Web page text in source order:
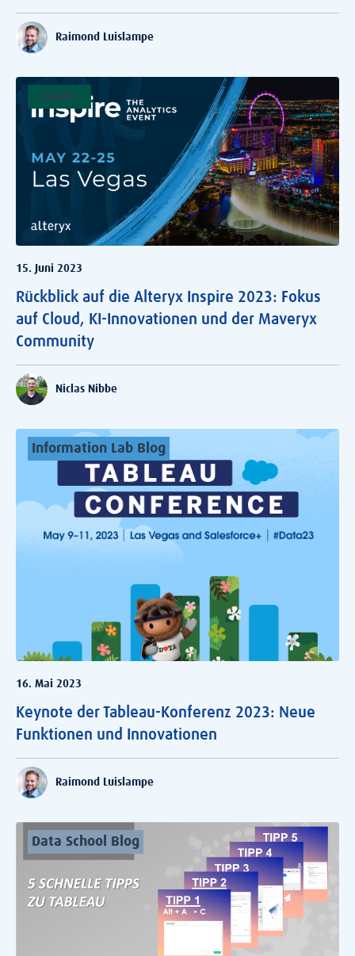
Raimond Luislampe
News
15. Juni 2023
Rückblick auf die Alteryx Inspire 2023: Fokus
auf Cloud, KI-Innovationen und der Maveryx
Community
Niclas Nibbe
Information Lab Blog
16. Mai 2023
Keynote der Tableau-Konferenz 2023: Neue
Funktionen und Innovationen
Raimond Luislampe
Data School Blog